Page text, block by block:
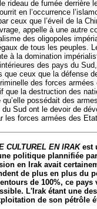
rideau de fumée
en l’occurrence
ceux que l’éveil de la
appelle à une autre
des oligopoles
de tous les peuples.
à la domination
des pays du
ceux que la défense
des forces
que la destruction des
possédait des
Sud ont le devoir de
les forces armées des
CULTUREL EN IRAK est
politique plannifiée
en Irak avait
de plus en plus du
de 100%, ce
L'Irak étant une
de son pétrôle